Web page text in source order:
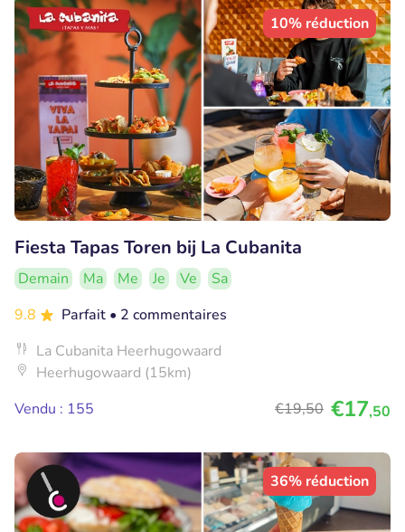
10% réduction
Fiesta Tapas Toren bij La Cubanita
Demain Ma Me Je Ve
Sa
9.8
Parfait • 2 commentaires
La Cubanita Heerhugowaard
Heerhugowaard (15km)
Vendu : 155
€19,50 €17,50
36% réduction